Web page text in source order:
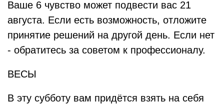
Ваше 6 чувство может подвести вас 21
августа. Если есть возможность, отложите
принятие решений на другой день. Если нет
- обратитесь за советом к профессионалу.
ВЕСЫ
В эту субботу вам придётся взять на себя